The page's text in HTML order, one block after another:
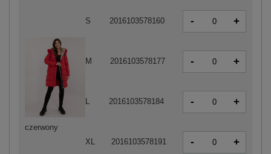
czerwony
S 2016103578160 - +
M 2016103578177 - +
L 2016103578184 - +
XL 2016103578191 - +